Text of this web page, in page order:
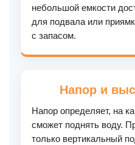
небольшой емкости
для подвала или
с запасом.
Напор и
Напор определяет, на
сможет поднять воду.
только вертикальный